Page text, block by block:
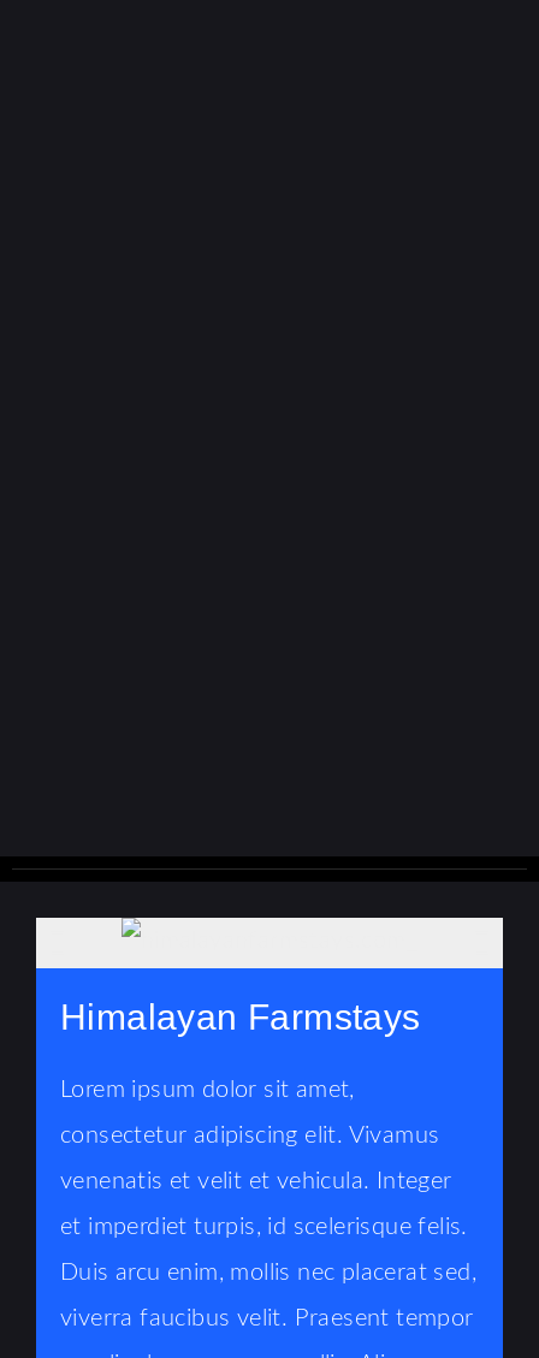
Himalayan Farmstays
Lorem ipsum dolor sit amet,
consectetur adipiscing elit. Vivamus
venenatis et velit et vehicula. Integer
et imperdiet turpis, id scelerisque felis.
Duis arcu enim, mollis nec placerat sed,
viverra faucibus velit. Praesent tempor